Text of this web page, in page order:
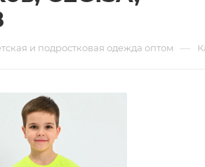
и подростковая одежда оптом —